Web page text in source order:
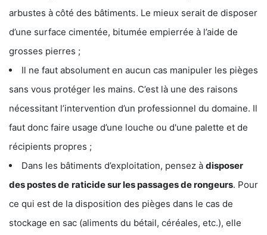
arbustes à côté des bâtiments. Le mieux serait de disposer
d’une surface cimentée, bitumée empierrée à l’aide de
grosses pierres ;
Il ne faut absolument en aucun cas manipuler les pièges
sans vous protéger les mains. C’est là une des raisons
nécessitant l’intervention d’un professionnel du domaine. Il
faut donc faire usage d’une louche ou d'une palette et de
récipients propres ;
Dans les bâtiments d’exploitation, pensez à disposer
des postes de raticide sur les passages de rongeurs. Pour
ce qui est de la disposition des pièges dans le cas de
stockage en sac (aliments du bétail, céréales, etc.), elle